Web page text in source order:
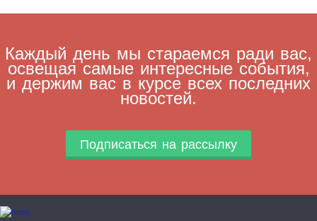
Каждый день мы стараемся ради вас,
освещая самые интересные события,
и держим вас в курсе всех последних
новостей.
Подписаться на рассылку